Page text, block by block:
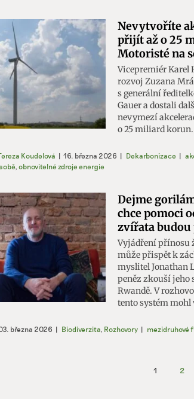
Nevytvoříte
přijít až o 25
Motoristé na
Vicepremiér
rozvoj Zuzana
s generální
Gauer a dostali
nevymezí
o 25 miliard korun.
Koudelová | 16. března 2026 | Dekarbonizace |
obnovitelné zdroje energie
Dejme
chce pomoci
zvířata
Vyjádření přínosu
může přispět k
myslitel Jonathan
peněz zkouší jeho
Rwandě. V
tento systém mohl
března 2026 | Biodiverzita Rozhovory | mezidruhové
1 2